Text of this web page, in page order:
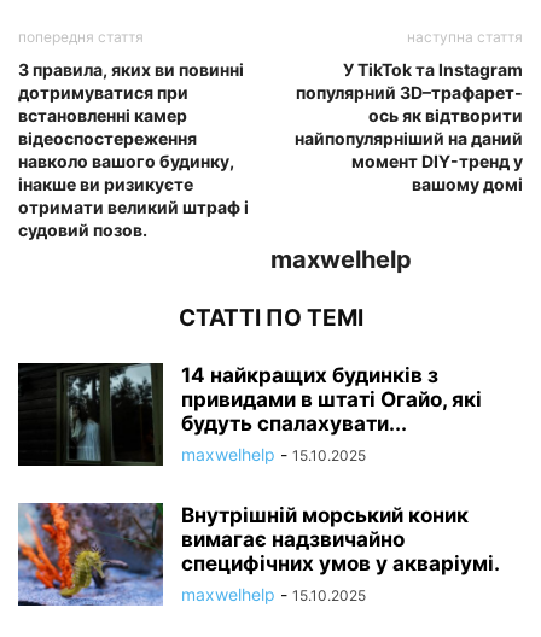
попередня стаття
3 правила, яких ви повинні
дотримуватися при
встановленні камер
відеоспостереження
навколо вашого будинку,
інакше ви ризикуєте
отримати великий штраф і
судовий позов.
наступна стаття
У TikTok та Instagram
популярний 3D–трафарет-
ось як відтворити
найпопулярніший на даний
момент DIY-тренд у
вашому домі
maxwelhelp
СТАТТІ ПО ТЕМІ
14 найкращих будинків з
привидами в штаті Огайо, які
будуть спалахувати...
maxwelhelp - 15.10.2025
Внутрішній морський коник
вимагає надзвичайно
специфічних умов у акваріумі.
maxwelhelp - 15.10.2025